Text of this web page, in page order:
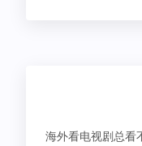
海外看电视剧总看